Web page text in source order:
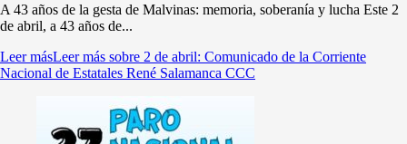
A 43 años de la gesta de Malvinas: memoria, soberanía y lucha Este 2
de abril, a 43 años de...
Leer másLeer más sobre 2 de abril: Comunicado de la Corriente
Nacional de Estatales René Salamanca CCC